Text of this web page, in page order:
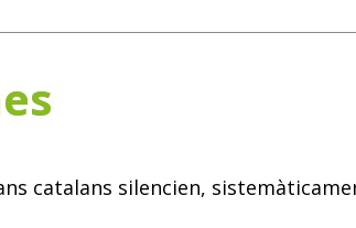
catalans silencien,